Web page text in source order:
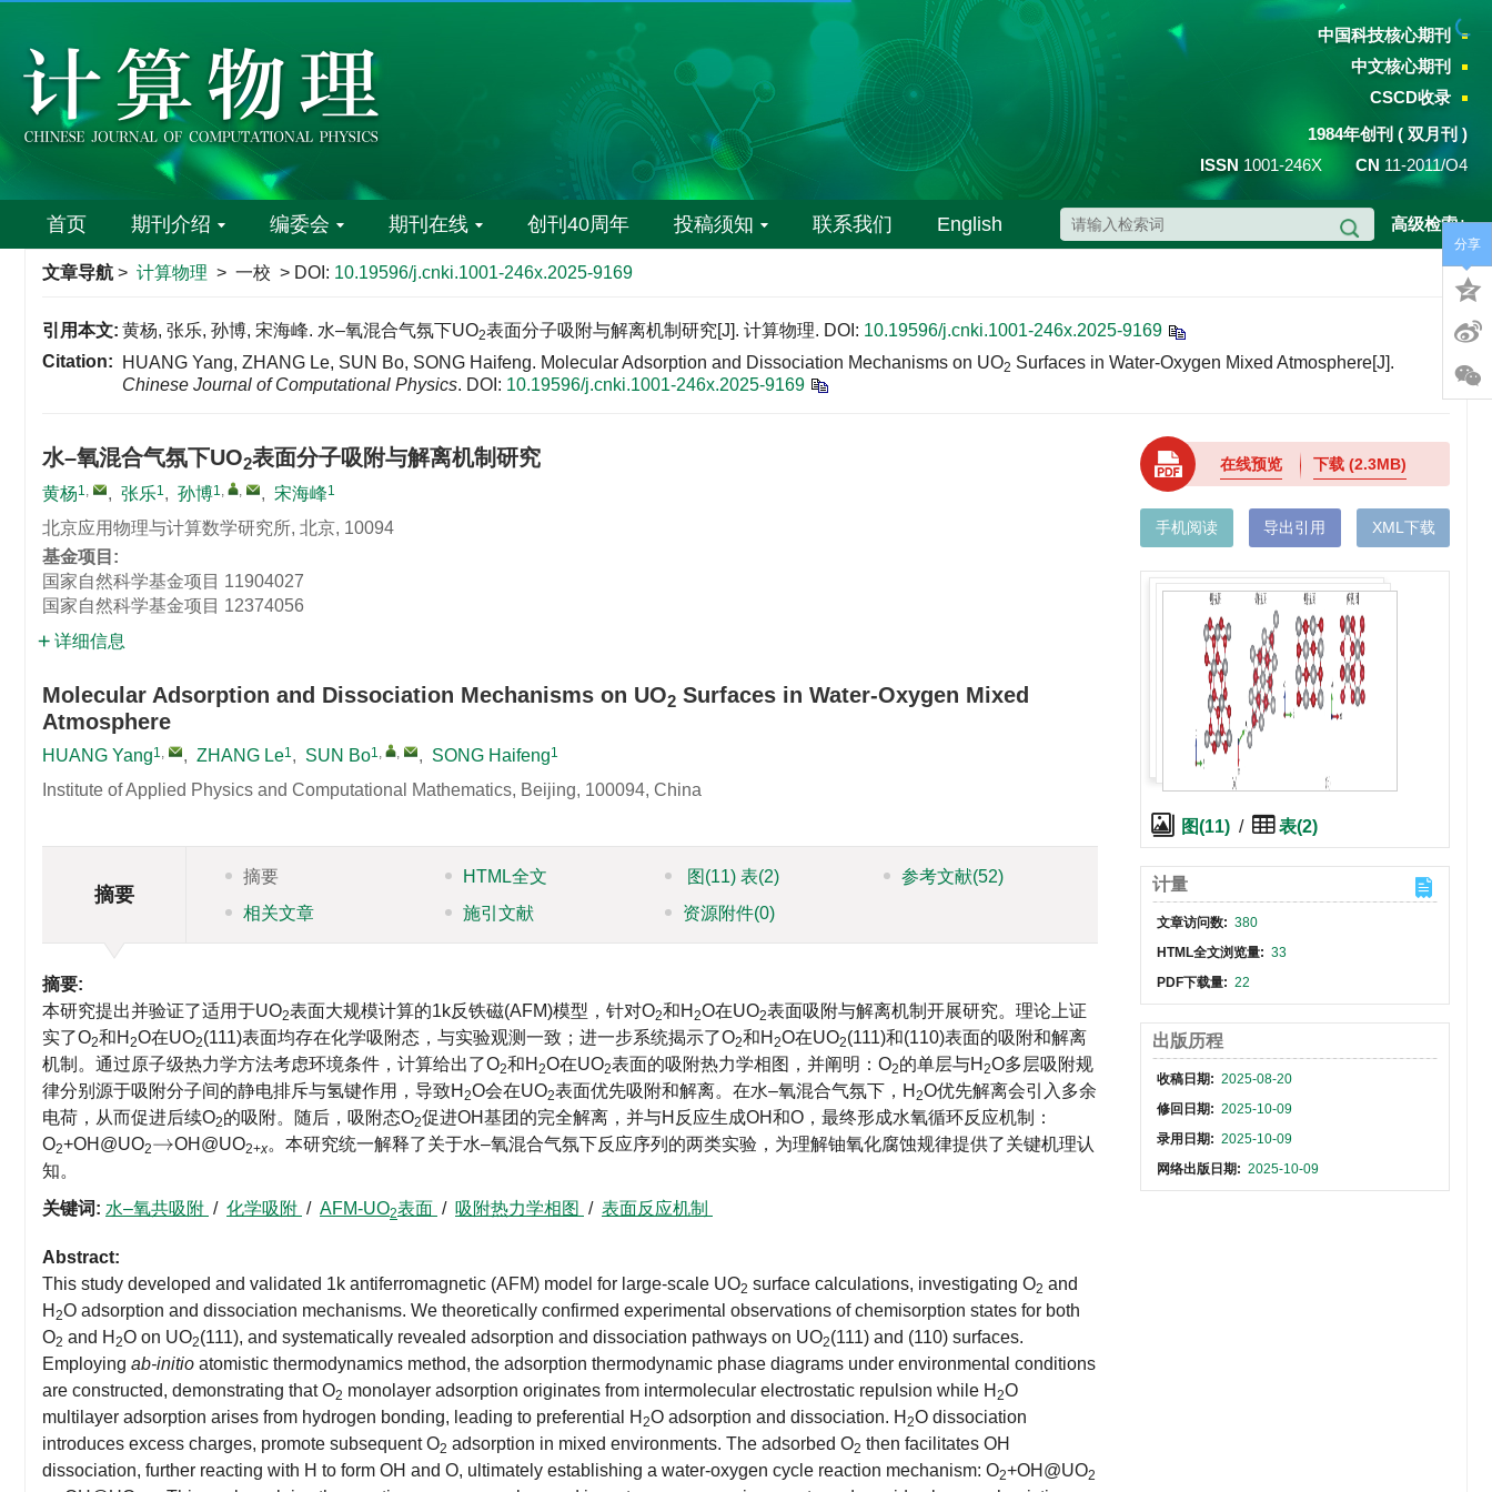
中国科技核心期刊
中文核心期刊
CSCD收录
1984年创刊 ( 双月刊 )
ISSN 1001-246X CN 11-2011/O4
首页 期刊介绍 编委会 期刊在线 创刊40周年 投稿须知 联系我们 English 高级检索+
文章导航 > 计算物理 > 一校 > DOI: 10.19596/j.cnki.1001-246x.2025-9169
引用本文: 黄杨, 张乐, 孙博, 宋海峰. 水–氧混合气氛下UO2表面分子吸附与解离机制研究[J]. 计算物理. DOI: 10.19596/j.cnki.1001-246x.2025-9169
Citation:
HUANG Yang, ZHANG Le, SUN Bo, SONG Haifeng. Molecular Adsorption and Dissociation Mechanisms on UO2 Surfaces in Water-Oxygen Mixed Atmosphere[J].
Chinese Journal of Computational Physics. DOI: 10.19596/j.cnki.1001-246x.2025-9169
水–氧混合气氛下UO2表面分子吸附与解离机制研究
黄杨1, , 张乐1, 孙博1, , , 宋海峰1
北京应用物理与计算数学研究所, 北京, 10094
基金项目:
国家自然科学基金项目 11904027
国家自然科学基金项目 12374056
详细信息
Molecular Adsorption and Dissociation Mechanisms on UO2 Surfaces in Water-Oxygen Mixed
Atmosphere
HUANG Yang1, , ZHANG Le1, SUN Bo1, , , SONG Haifeng1
Institute of Applied Physics and Computational Mathematics, Beijing, 100094, China
摘要
摘要 HTML全文 图 (11)表(2) 参考文献(52)
相关文章
施引文献 资源附件(0)
摘要:
本研究提出并验证了适用于UO2表面大规模计算的1k反铁磁(AFM)模型，针对O2和H 2O在UO2表面吸附与解离机制开展研究。理论上证
实了O2和H 2O在UO2(111)表面均存在化学吸附态，与实验观测一致；进一步系统揭示了O2和H 2O在UO2(111)和(110)表面的吸附和解离
机制。通过原子级热力学方法考虑环境条件，计算给出了O2和H 2O在UO2表面的吸附热力学相图，并阐明：O2的单层与H 2O多层吸附规
律分别源于吸附分子间的静电排斥与氢键作用，导致H 2O会在UO2表面优先吸附和解离。在水–氧混合气氛下，H 2O优先解离会引入多余
电荷，从而促进后续O2的吸附。随后，吸附态O2促进OH基团的完全解离，并与H反应生成OH和O，最终形成水氧循环反应机制：
O2+OH@UO2→ OH@UO2+x。本研究统一解释了关于水–氧混合气氛下反应序列的两类实验，为理解铀氧化腐蚀规律提供了关键机理认
知。
关键词: 水–氧共吸附 / 化学吸附 / AFM-UO2表面 / 吸附热力学相图 / 表面反应机制
Abstract:
This study developed and validated 1k antiferromagnetic (AFM) model for large-scale UO2 surface calculations, investigating O2 and
H 2O adsorption and dissociation mechanisms. We theoretically confirmed experimental observations of chemisorption states for both
O2 and H 2O on UO2(111), and systematically revealed adsorption and dissociation pathways on UO2(111) and (110) surfaces.
Employing ab-initio atomistic thermodynamics method, the adsorption thermodynamic phase diagrams under environmental conditions
are constructed, demonstrating that O2 monolayer adsorption originates from intermolecular electrostatic repulsion while H 2O
multilayer adsorption arises from hydrogen bonding, leading to preferential H 2O adsorption and dissociation. H 2O dissociation
introduces excess charges, promote subsequent O2 adsorption in mixed environments. The adsorbed O2 then facilitates OH
dissociation, further reacting with H to form OH and O, ultimately establishing a water-oxygen cycle reaction mechanism: O2+OH@UO2
在线预览 下载(2.3MB)
手机阅读 导出引用 XML下载
图(11) / 表(2)
计量
文章访问数: 380
HTML全文浏览量: 33
PDF下载量: 22
出版历程
收稿日期: 2025-08-20
修回日期: 2025-10-09
录用日期: 2025-10-09
网络出版日期: 2025-10-09
分享